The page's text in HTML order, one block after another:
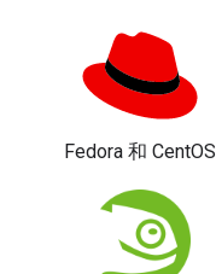
Fedora 和 CentOS